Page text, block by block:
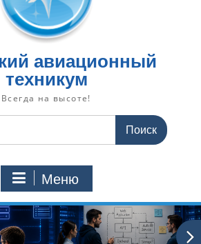
авиационный
техникум
Всегда на высоте!
Меню